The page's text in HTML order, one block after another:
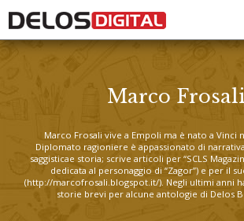
Marco
Marco Frosali vive a Empoli ma è nato a Vinci
Diplomato ragioniere è appassionato di
saggisticae storia; scrive articoli per “SCLS
dedicata al personaggio di “Zagor”) e per il
(http://marcofrosali.blogspot.it/). Negli ultimi anni
storie brevi per alcune antologie di Delos